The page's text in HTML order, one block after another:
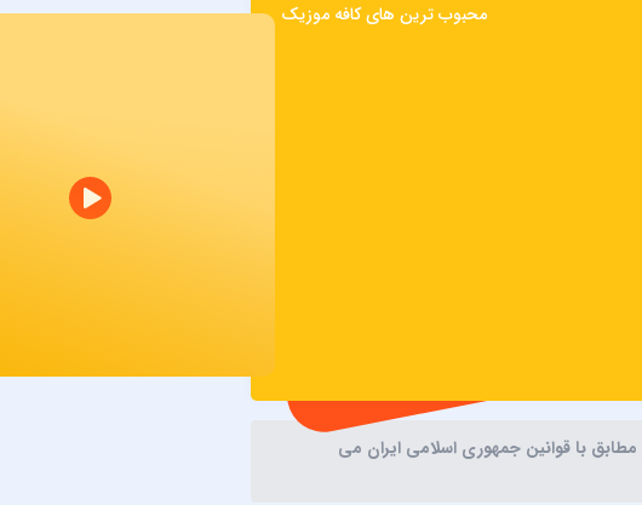
محبوب ترین های کافه موزیک
با قوانین جمهوری اسلامی ایران می